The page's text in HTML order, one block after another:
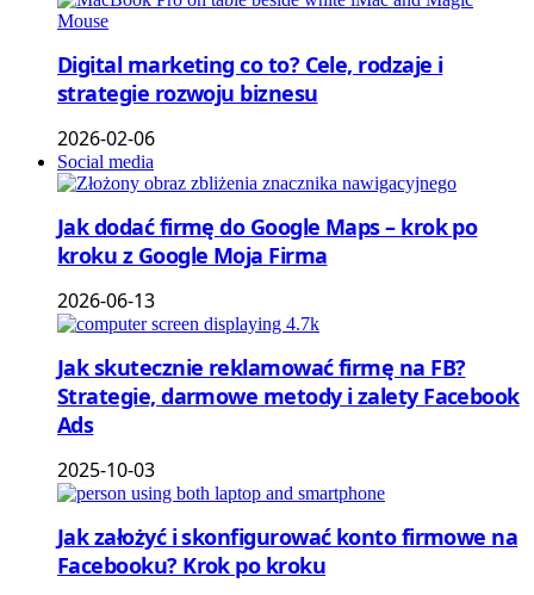
Digital marketing co to? Cele, rodzaje i
strategie rozwoju biznesu
2026-02-06
Social media
Jak dodać firmę do Google Maps – krok po
kroku z Google Moja Firma
2026-06-13
Jak skutecznie reklamować firmę na FB?
Strategie, darmowe metody i zalety Facebook
Ads
2025-10-03
Jak założyć i skonfigurować konto firmowe na
Facebooku? Krok po kroku